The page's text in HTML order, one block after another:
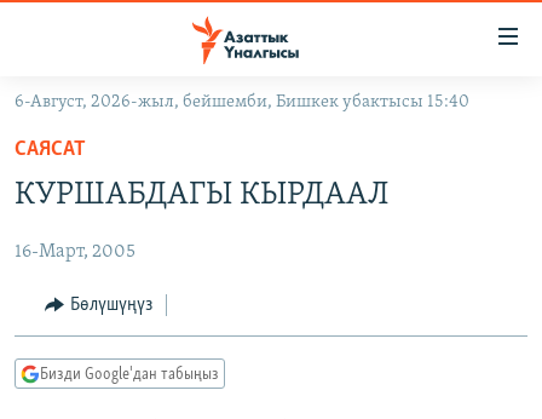
Навигацияга
өтүңүз
Издөөгө
салыңыз
САЯСАТ
ЭКОНОМИКА
ДҮЙНӨ
БОРБОР АЗИЯ
УКРАИНА
АТАЙЫН ИЛИКТӨӨ
БҮГҮН АЗАТТЫКТА
ПОДКАСТ
6-Август, 2026-жыл, бейшемби, Бишкек убактысы 15:40
САЯСАТ
КУРШАБДАГЫ КЫРДААЛ
16-Март, 2005
Бөлүшүңүз
Бизди Google'дан табыңыз